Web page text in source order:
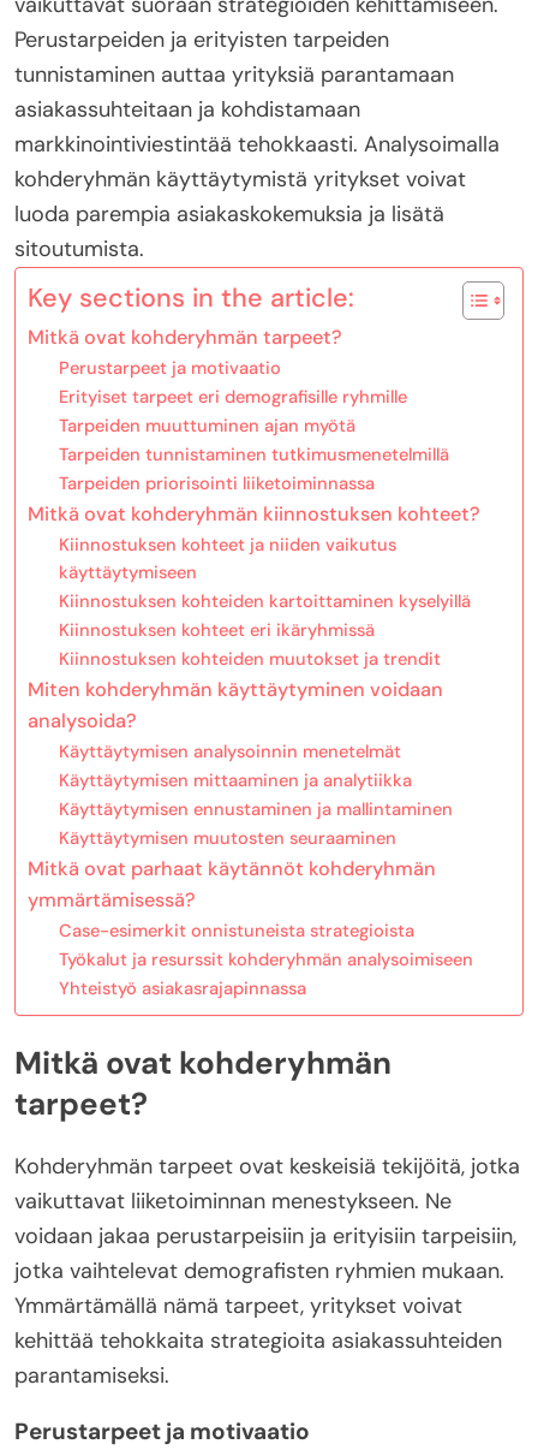
Perustarpeiden ja erityisten tarpeiden
tunnistaminen auttaa yrityksiä parantamaan
asiakassuhteitaan ja kohdistamaan
markkinointiviestintää tehokkaasti. Analysoimalla
kohderyhmän käyttäytymistä yritykset voivat
luoda parempia asiakaskokemuksia ja lisätä
sitoutumista.
Key sections in the article:
Mitkä ovat kohderyhmän tarpeet?
Perustarpeet ja motivaatio
Erityiset tarpeet eri demografisille ryhmille
Tarpeiden muuttuminen ajan myötä
Tarpeiden tunnistaminen tutkimusmenetelmillä
Tarpeiden priorisointi liiketoiminnassa
Mitkä ovat kohderyhmän kiinnostuksen kohteet?
Kiinnostuksen kohteet ja niiden vaikutus
käyttäytymiseen
Kiinnostuksen kohteiden kartoittaminen kyselyillä
Kiinnostuksen kohteet eri ikäryhmissä
Kiinnostuksen kohteiden muutokset ja trendit
Miten kohderyhmän käyttäytyminen voidaan
analysoida?
Käyttäytymisen analysoinnin menetelmät
Käyttäytymisen mittaaminen ja analytiikka
Käyttäytymisen ennustaminen ja mallintaminen
Käyttäytymisen muutosten seuraaminen
Mitkä ovat parhaat käytännöt kohderyhmän
ymmärtämisessä?
Case-esimerkit onnistuneista strategioista
Työkalut ja resurssit kohderyhmän analysoimiseen
Yhteistyö asiakasrajapinnassa
Mitkä ovat kohderyhmän
tarpeet?
Kohderyhmän tarpeet ovat keskeisiä tekijöitä, jotka
vaikuttavat liiketoiminnan menestykseen. Ne
voidaan jakaa perustarpeisiin ja erityisiin tarpeisiin,
jotka vaihtelevat demografisten ryhmien mukaan.
Ymmärtämällä nämä tarpeet, yritykset voivat
kehittää tehokkaita strategioita asiakassuhteiden
parantamiseksi.
Perustarpeet ja motivaatio